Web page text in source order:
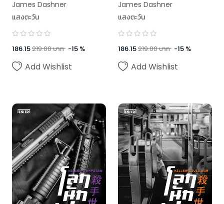
James Dashner
แสงตะวัน
186.15219.00บาท -15 %
Add Wishlist
James Dashner
แสงตะวัน
186.15219.00บาท -15 %
Add Wishlist